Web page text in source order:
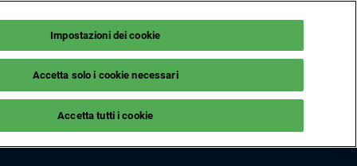
It NEWSLETTER BIGLIETTERIA
LE MAG
Impostazioni dei cookie
Accetta solo i cookie necessari
Accetta tutti i cookie